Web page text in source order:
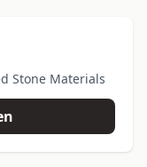
Stone Materials